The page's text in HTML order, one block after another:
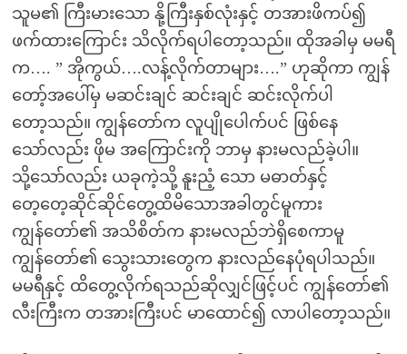
သူမ၏ ကြီးမားသော နို့ကြီးနှစ်လုံးနှင့် တအားဖိကပ်၍
ဖက်ထားကြောင်း သိလိုက်ရပါတော့သည်။ ထိုအခါမှ မမရီ
က…. ” အိုကွယ်….လန့်လိုက်တာများ….” ဟုဆိုကာ ကျွန်
တော့်အပေါ်မှ မဆင်းချင် ဆင်းချင် ဆင်းလိုက်ပါ
တော့သည်။ ကျွန်တော်က လူပျိုပေါက်ပင် ဖြစ်နေ
သော်လည်း ဖိုမ အကြောင်းကို ဘာမှ နားမလည်ခဲ့ပါ။
သို့သော်လည်း ယခုကဲ့သို့ နူးညံ့ သော မဓာတ်နှင့်
တေ့တေ့ဆိုင်ဆိုင်တွေ့ထိမိသောအခါတွင်မူကား
ကျွန်တော်၏ အသိစိတ်က နားမလည်ဘဲရှိစေကာမူ
ကျွန်တော်၏ သွေးသားတွေက နားလည်နေပုံရပါသည်။
မမရီနှင့် ထိတွေ့လိုက်ရသည်ဆိုလျှင်ဖြင့်ပင် ကျွန်တော်၏
လီးကြီးက တအားကြီးပင် မာထောင်၍ လာပါတော့သည်။